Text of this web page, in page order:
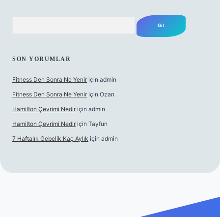
SON YORUMLAR
Fitness Den Sonra Ne Yenir için admin
Fitness Den Sonra Ne Yenir için Ozan
Hamilton Çevrimi Nedir için admin
Hamilton Çevrimi Nedir için Tayfun
7 Haftalık Gebelik Kaç Aylık için admin